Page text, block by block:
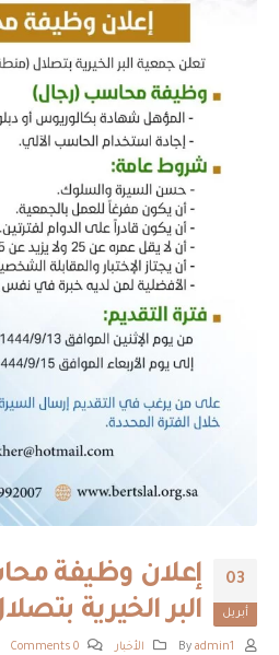
03
أبريل
إعلان وظيفة
البر الخيرية
admin1 الأخبار 0 Comments